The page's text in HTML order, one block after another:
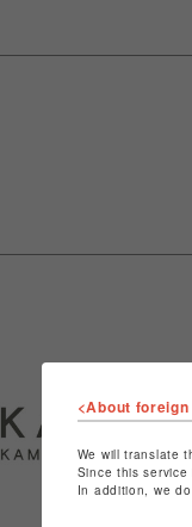
<About
We will translate
Since this
In addition, we